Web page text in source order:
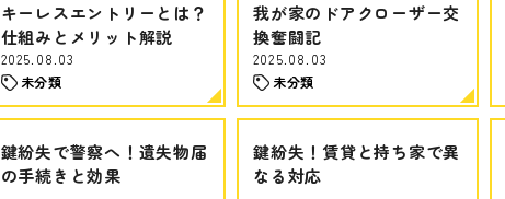
キーレスエントリーとは？
仕組みとメリット解説
2025.08.03
未分類
我が家のドアクローザー交
換奮闘記
2025.08.03
未分類
鍵紛失で警察へ！遺失物届
の手続きと効果
鍵紛失！賃貸と持ち家で異
なる対応